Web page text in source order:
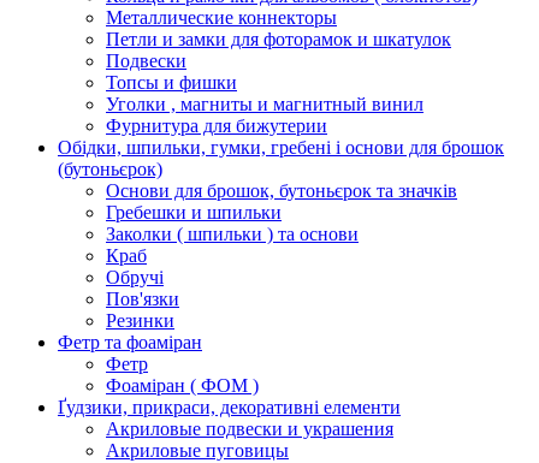
Металлические коннекторы
Петли и замки для фоторамок и шкатулок
Подвески
Топсы и фишки
Уголки , магниты и магнитный винил
Фурнитура для бижутерии
Обідки, шпильки, гумки, гребені і основи для брошок
(бутоньєрок)
Основи для брошок, бутоньєрок та значків
Гребешки и шпильки
Заколки ( шпильки ) та основи
Краб
Обручі
Пов'язки
Резинки
Фетр та фоаміран
Фетр
Фоаміран ( ФОМ )
Ґудзики, прикраси, декоративні елементи
Акриловые подвески и украшения
Акриловые пуговицы